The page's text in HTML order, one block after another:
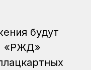
будут
«РЖД»